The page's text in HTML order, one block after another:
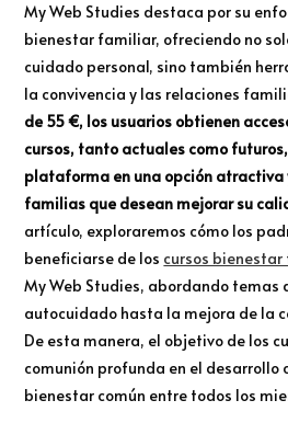
My Web Studies destaca por su
bienestar familiar, ofreciendo no
cuidado personal, sino también
la convivencia y las relaciones
de 55 €, los usuarios obtienen
cursos, tanto actuales como
plataforma en una opción atractiva
familias que desean mejorar su
artículo, exploraremos cómo los
beneficiarse de los cursos
My Web Studies, abordando temas
autocuidado hasta la mejora de la
De esta manera, el objetivo de los
comunión profunda en el desarrollo
bienestar común entre todos los